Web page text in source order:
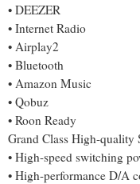
• DEEZER
• Internet Radio
• Airplay2
• Bluetooth
• Amazon Music
• Qobuz
• Roon Ready
Grand Class High-quality
• High-speed switching
• High-performance D/A